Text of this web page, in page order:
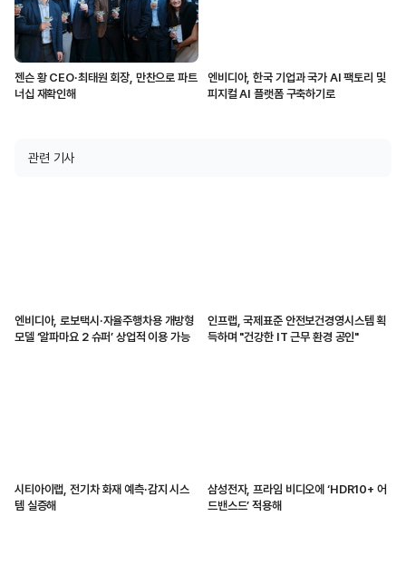
젠슨 황 CEO·최태원 회장, 만찬으로 파트
너십 재확인해
엔비디아, 한국 기업과 국가 AI 팩토리 및
피지컬 AI 플랫폼 구축하기로
관련 기사
엔비디아, 로보택시·자율주행차용 개방형
모델 ‘알파마요 2 슈퍼’ 상업적 이용 가능
인프랩, 국제표준 안전보건경영시스템 획
득하며 "건강한 IT 근무 환경 공인"
시티아이랩, 전기차 화재 예측·감지 시스
템 실증해
삼성전자, 프라임 비디오에 ‘HDR10+ 어
드밴스드’ 적용해